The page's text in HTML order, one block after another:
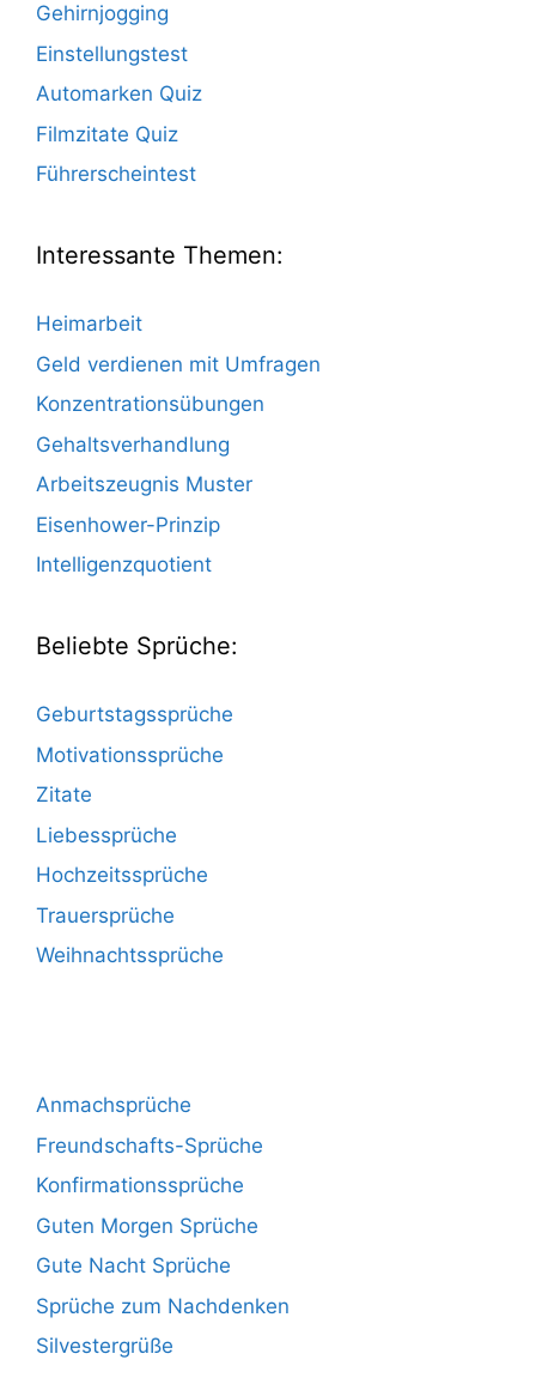
Gehirnjogging
Einstellungstest
Automarken Quiz
Filmzitate Quiz
Führerscheintest
Interessante Themen:
Heimarbeit
Geld verdienen mit Umfragen
Konzentrationsübungen
Gehaltsverhandlung
Arbeitszeugnis Muster
Eisenhower-Prinzip
Intelligenzquotient
Beliebte Sprüche:
Geburtstagssprüche
Motivationssprüche
Zitate
Liebessprüche
Hochzeitssprüche
Trauersprüche
Weihnachtssprüche
Anmachsprüche
Freundschafts-Sprüche
Konfirmationssprüche
Guten Morgen Sprüche
Gute Nacht Sprüche
Sprüche zum Nachdenken
Silvestergrüße